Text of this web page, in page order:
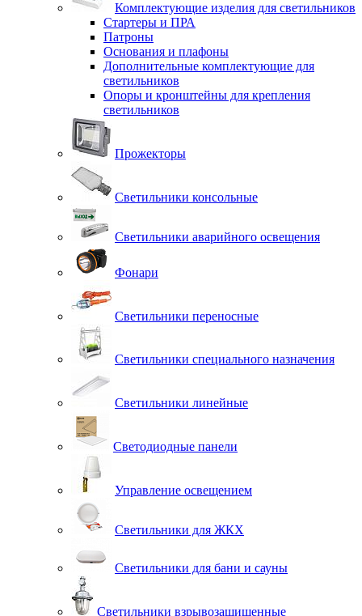
Комплектующие изделия для светильников
Стартеры и ПРА
Патроны
Основания и плафоны
Дополнительные комплектующие для
светильников
Опоры и кронштейны для крепления
светильников
Прожекторы
Светильники консольные
Светильники аварийного освещения
Фонари
Светильники переносные
Светильники специального назначения
Светильники линейные
Светодиодные панели
Управление освещением
Светильники для ЖКХ
Светильники для бани и сауны
Светильники взрывозащищенные